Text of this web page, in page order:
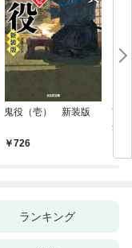
鬼役（壱） 新装版
726
南
舟
ランキング